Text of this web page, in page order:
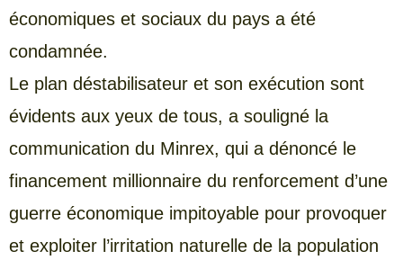
économiques et sociaux du pays a été
condamnée.
Le plan déstabilisateur et son exécution sont
évidents aux yeux de tous, a souligné la
communication du Minrex, qui a dénoncé le
financement millionnaire du renforcement d’une
guerre économique impitoyable pour provoquer
et exploiter l’irritation naturelle de la population